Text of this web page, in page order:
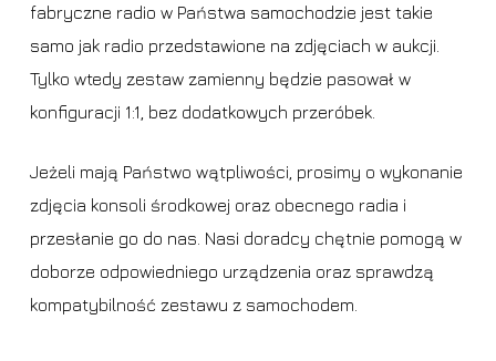
fabryczne radio w Państwa samochodzie jest takie
samo jak radio przedstawione na zdjęciach w aukcji.
Tylko wtedy zestaw zamienny będzie pasował w
konfiguracji 1:1, bez dodatkowych przeróbek.
Jeżeli mają Państwo wątpliwości, prosimy o wykonanie
zdjęcia konsoli środkowej oraz obecnego radia i
przesłanie go do nas. Nasi doradcy chętnie pomogą w
doborze odpowiedniego urządzenia oraz sprawdzą
kompatybilność zestawu z samochodem.